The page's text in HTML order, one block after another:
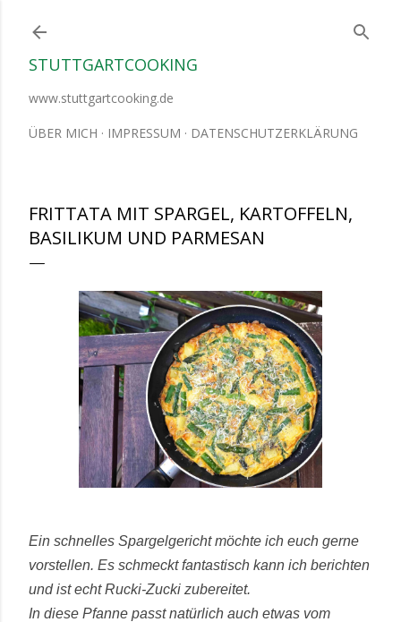
STUTTGARTCOOKING
www.stuttgartcooking.de
ÜBER MICH IMPRESSUM DATENSCHUTZERKLÄRUNG
FRITTATA MIT SPARGEL, KARTOFFELN,
BASILIKUM UND PARMESAN
Ein schnelles Spargelgericht möchte ich euch gerne
vorstellen. Es schmeckt fantastisch kann ich berichten
und ist echt Rucki-Zucki zubereitet.
In diese Pfanne passt natürlich auch etwas vom